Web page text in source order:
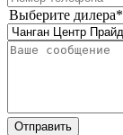
Выберите дилера*
Отправить